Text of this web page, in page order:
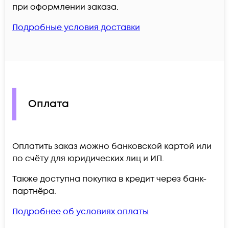
при оформлении заказа.
Подробные условия доставки
Оплата
Оплатить заказ можно банковской картой или
по счёту для юридических лиц и ИП.
Также доступна покупка в кредит через банк-
партнёра.
Подробнее об условиях оплаты